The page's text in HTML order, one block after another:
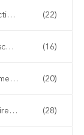
Détecteur de jonction non linéaire (22)
manipulateur télescopique d'eod (16)
Extincteur de brume de l'eau (20)
Appareil respiratoire d'individu (28)